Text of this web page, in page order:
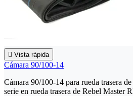
 Vista rápida
Cámara 90/100-14
Cámara 90/100-14 para rueda trasera
serie en rueda trasera de Rebel Master